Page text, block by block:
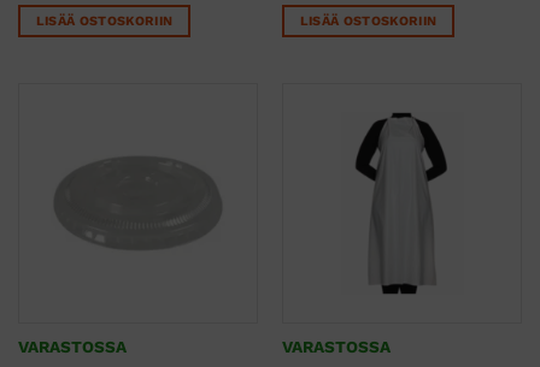
LISÄÄ OSTOSKORIIN LISÄÄ OSTOSKORIIN
VARASTOSSA VARASTOSSA